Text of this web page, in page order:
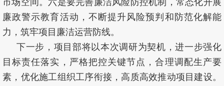
廉政警示教育活动，不断提升风险预判和防范化解能
力，筑牢项目廉洁运营防线。
下一步，项目部将以本次调研为契机，进一步强化
目标责任落实，严格把控关键节点，合理调配生产要
素，优化施工组织工序衔接，高质高效推动项目建设。